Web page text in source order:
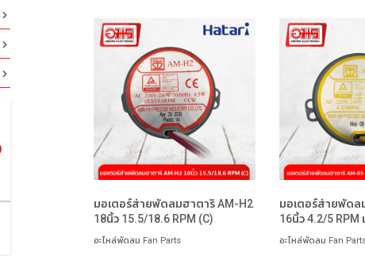
มอเตอร์ส่ายพัดลมฮาตาริ AM-H2
18นิ้ว 15.5/18.6 RPM (C)
อะไหล่พัดลม Fan Parts
มอเตอร์ส่ายพัดล
16นิ้ว 4.2/5 RPM
อะไหล่พัดลม Fan